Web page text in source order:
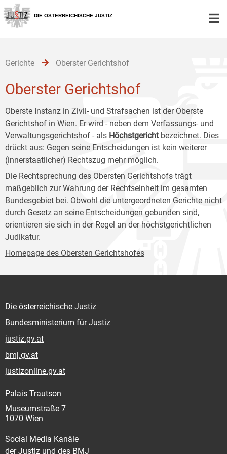
Zur
Hauptnavigation
[1]
Zum
Inhalt
[2]
Zum
Untermenü
[3]
DIE ÖSTERREICHISCHE JUSTIZ
Gerichte Oberster Gerichtshof
Oberster Gerichtshof
Oberste Instanz in Zivil- und Strafsachen ist der Oberste
Gerichtshof in Wien. Er wird - neben dem Verfassungs- und
Verwaltungsgerichtshof - als Höchstgerichtbezeichnet. Dies
drückt aus: Gegen seine Entscheidungen ist kein weiterer
(innerstaatlicher) Rechtszug mehr möglich.
Die Rechtsprechung des Obersten Gerichtshofs trägt
maßgeblich zur Wahrung der Rechtseinheit im gesamten
Bundesgebiet bei. Obwohl die untergeordneten Gerichte nicht
durch Gesetz an seine Entscheidungen gebunden sind,
orientieren sie sich in der Regel an der höchstgerichtlichen
Judikatur.
Homepage des Obersten Gerichtshofes
Die österreichische Justiz
Bundesministerium für Justiz
justiz.gv.at
bmj.gv.at
justizonline.gv.at
Palais Trautson
Museumstraße 7
1070 Wien
Social Media Kanäle
der Justiz und des BMJ